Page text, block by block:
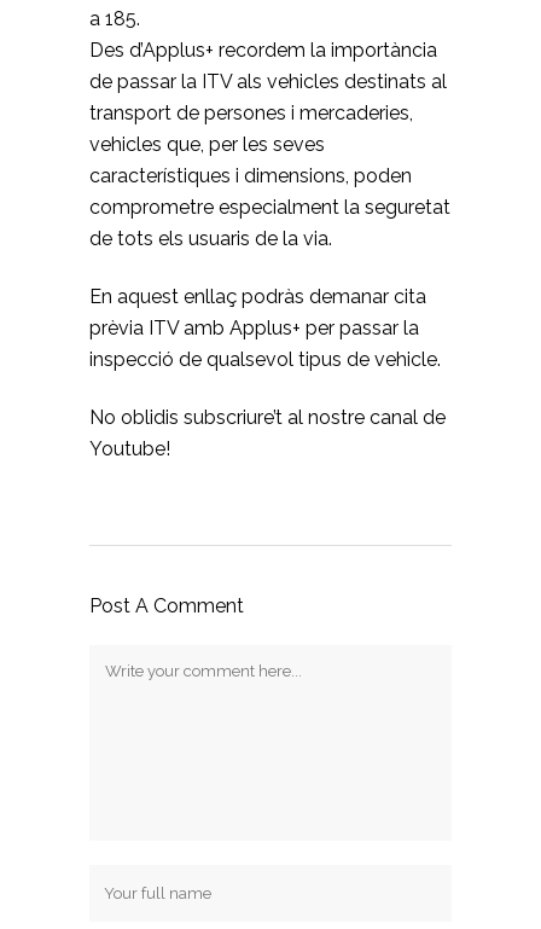
a 185.
Des d’Applus+ recordem la importància
de passar la ITV als vehicles destinats al
transport de persones i mercaderies,
vehicles que, per les seves
característiques i dimensions, poden
comprometre especialment la seguretat
de tots els usuaris de la via.
En aquest enllaç podràs demanar cita
prèvia ITVamb Applus+ per passar la
inspecció de qualsevol tipus de vehicle.
No oblidis subscriure’t al nostre canal de
Youtube!
Post A Comment